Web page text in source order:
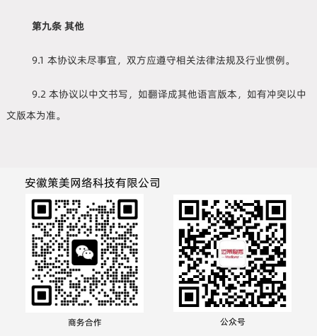
第九条 其他
9.1 本协议未尽事宜，双方应遵守相关法律法规及行业惯例。
9.2 本协议以中文书写，如翻译成其他语言版本，如有冲突以中
文版本为准。
安徽策美网络科技有限公司
商务合作 公众号